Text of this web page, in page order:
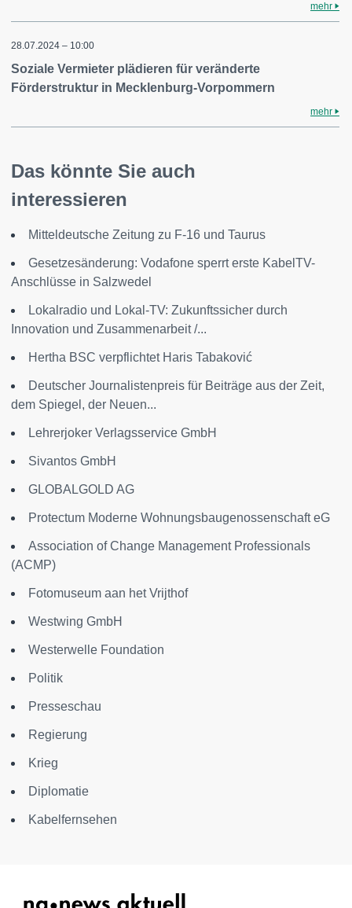
mehr
28.07.2024 – 10:00
Soziale Vermieter plädieren für veränderte
Förderstruktur in Mecklenburg-Vorpommern
mehr
Das könnte Sie auch
interessieren
Mitteldeutsche Zeitung zu F-16 und Taurus
Gesetzesänderung: Vodafone sperrt erste KabelTV-
Anschlüsse in Salzwedel
Lokalradio und Lokal-TV: Zukunftssicher durch
Innovation und Zusammenarbeit /...
Hertha BSC verpflichtet Haris Tabaković
Deutscher Journalistenpreis für Beiträge aus der Zeit,
dem Spiegel, der Neuen...
Lehrerjoker Verlagsservice GmbH
Sivantos GmbH
GLOBALGOLD AG
Protectum Moderne Wohnungsbaugenossenschaft eG
Association of Change Management Professionals
(ACMP)
Fotomuseum aan het Vrijthof
Westwing GmbH
Westerwelle Foundation
Politik
Presseschau
Regierung
Krieg
Diplomatie
Kabelfernsehen